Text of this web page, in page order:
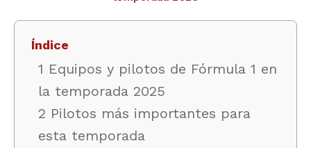
Índice
1 Equipos y pilotos de Fórmula 1 en
la temporada 2025
2 Pilotos más importantes para
esta temporada